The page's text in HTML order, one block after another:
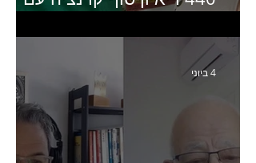
מנכ״לית באומן בר ריבנאי
4 ביוני